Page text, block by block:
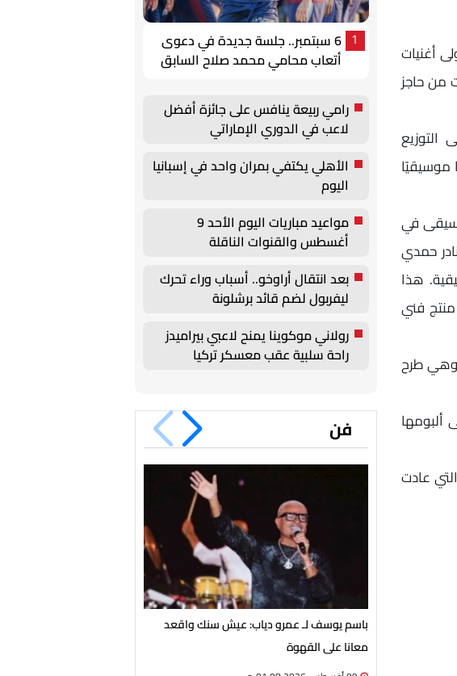
أغنيات
من حاجز
موسيقيًا
الموسيقى في
حمدي
هذا
فني
وهي طرح
ألبومها
عادت
1
6 سبتمبر.. جلسة جديدة في دعوى
أتعاب محامي محمد صلاح السابق
رامي ربيعة ينافس على جائزة أفضل
لاعب في الدوري الإماراتي
الأهلي يكتفي بمران واحد في إسبانيا
اليوم
مواعيد مباريات اليوم الأحد 9
أغسطس والقنوات الناقلة
بعد انتقال أراوخو.. أسباب وراء تحرك
ليفربول لضم قائد برشلونة
رولاني موكوينا يمنح لاعبي بيراميدز
راحة سلبية عقب معسكر تركيا
فن
باسم يوسف لـ عمرو دياب: عيش سنك واقعد
معانا على القهوة